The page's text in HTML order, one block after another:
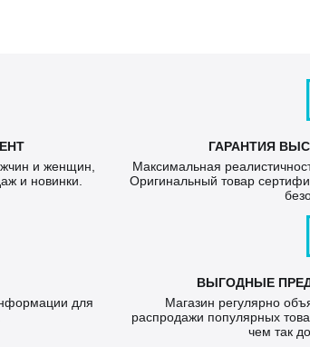
и женщин,
и новинки.
ГАРАНТИЯ
Максимальная
Оригинальный товар
для
ВЫГОДНЫЕ
Магазин регулярно
распродажи популярных
чем так